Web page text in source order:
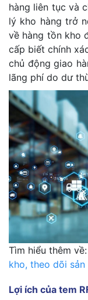
hàng liên tục và
lý kho hàng trở
về hàng tồn kho
cấp biết chính
chủ động giao
lãng phí do dư
Tìm hiểu thêm về:
kho, theo dõi sản
Lợi ích của tem